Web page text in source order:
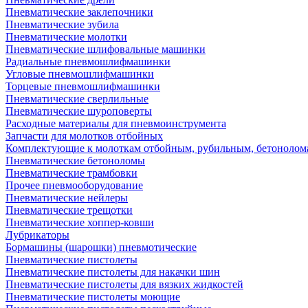
Пневматические заклепочники
Пневматические зубила
Пневматические молотки
Пневматические шлифовальные машинки
Радиальные пневмошлифмашинки
Угловые пневмошлифмашинки
Торцевые пневмошлифмашинки
Пневматические сверлильные
Пневматические шуроповерты
Расходные материалы для пневмоинструмента
Запчасти для молотков отбойных
Комплектующие к молоткам отбойным, рубильным,
Пневматические бетоноломы
Пневматические трамбовки
Прочее пневмооборудование
Пневматические нейлеры
Пневматические трещотки
Пневматические хоппер-ковши
Лубрикаторы
Бормашины (шарошки) пневмотические
Пневматические пистолеты
Пневматические пистолеты для накачки шин
Пневматические пистолеты для вязких жидкостей
Пневматические пистолеты моющие